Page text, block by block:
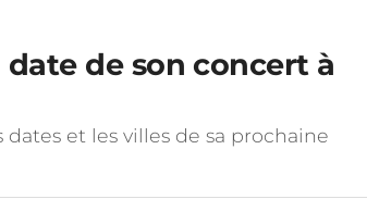
de son concert à
et les villes de sa prochaine